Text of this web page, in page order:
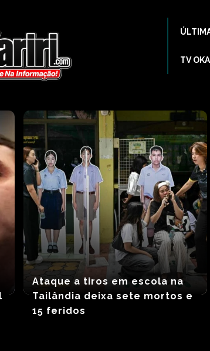
TV
Ataque a tiros em escola na
Tailândia deixa sete mortos e
15 feridos